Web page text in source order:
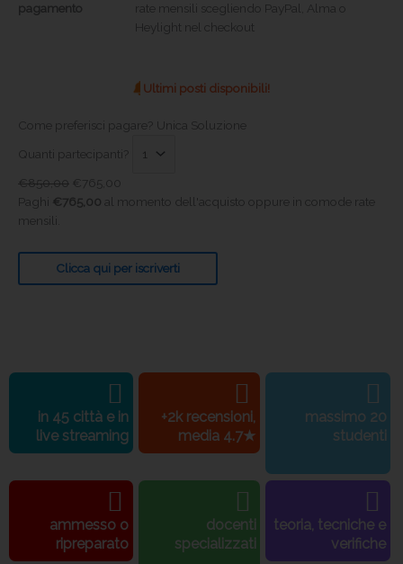
pagamento
rate mensili scegliendo PayPal, Alma o
Heylight nel checkout
Ultimi posti disponibili!
Come preferisci pagare? Unica Soluzione
Quanti partecipanti?
€850,00 €
765,00
Paghi €765,00 al momento dell'acquisto oppure in comode rate
mensili.
Clicca qui per iscriverti
in 45 città e in
live streaming
+2k recensioni,
media 4.7★
massimo 20
studenti
ammesso o
ripreparato
docenti
specializzati
teoria, tecniche e
verifiche